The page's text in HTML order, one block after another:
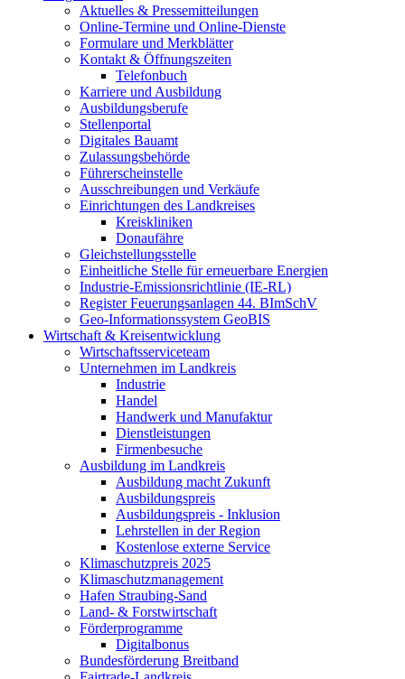
Aktuelles & Pressemitteilungen
Online-Termine und Online-Dienste
Formulare und Merkblätter
Kontakt & Öffnungszeiten
Telefonbuch
Karriere und Ausbildung
Ausbildungsberufe
Stellenportal
Digitales Bauamt
Zulassungsbehörde
Führerscheinstelle
Ausschreibungen und Verkäufe
Einrichtungen des Landkreises
Kreiskliniken
Donaufähre
Gleichstellungsstelle
Einheitliche Stelle für erneuerbare Energien
Industrie-Emissionsrichtlinie (IE-RL)
Register Feuerungsanlagen 44. BImSchV
Geo-Informationssystem GeoBIS
Wirtschaft & Kreisentwicklung
Wirtschaftsserviceteam
Unternehmen im Landkreis
Industrie
Handel
Handwerk und Manufaktur
Dienstleistungen
Firmenbesuche
Ausbildung im Landkreis
Ausbildung macht Zukunft
Ausbildungspreis
Ausbildungspreis - Inklusion
Lehrstellen in der Region
Kostenlose externe Service
Klimaschutzpreis 2025
Klimaschutzmanagement
Hafen Straubing-Sand
Land- & Forstwirtschaft
Förderprogramme
Digitalbonus
Bundesförderung Breitband